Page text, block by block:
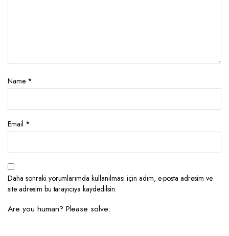
Name *
Email *
Daha sonraki yorumlarımda kullanılması için adım, e-posta adresim ve
site adresim bu tarayıcıya kaydedilsin.
Are you human? Please solve: